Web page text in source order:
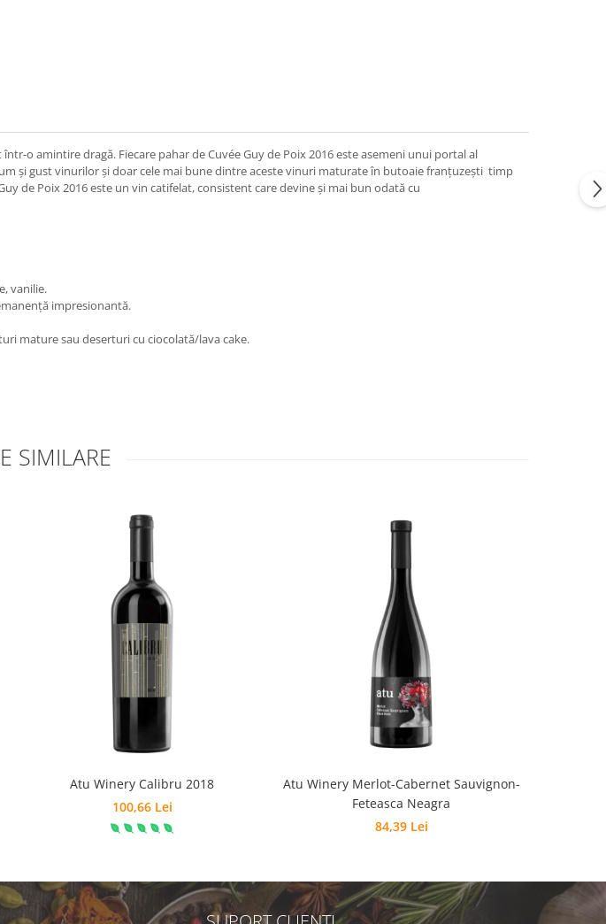
o amintire dragă. Fiecare pahar de Cuvée Guy de Poix 2016 este asemeni unui portal al
şi gust vinurilor şi doar cele mai bune dintre aceste vinuri maturate în butoaie franţuzeşti timp
de Poix 2016 este un vin catifelat, consistent care devine și mai bun odată cu
vanilie.
impresionantă.
mature sau deserturi cu ciocolată/lava cake.
SIMILARE
Atu Winery Calibru 2018
100,66 Lei
Atu Winery Merlot-Cabernet Sauvignon-
Feteasca Neagra
84,39 Lei